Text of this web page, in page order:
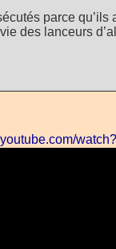
parce qu’ils
des lanceurs